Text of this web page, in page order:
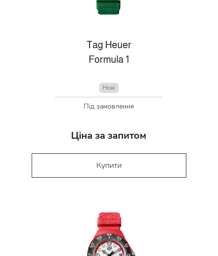
Tag Heuer
Formula 1
Нові
Під замовлення
Ціна за запитом
Купити